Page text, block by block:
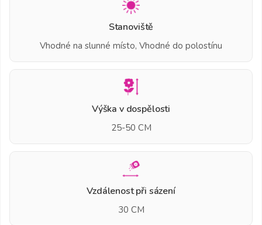
Stanoviště
Vhodné na slunné místo, Vhodné do polostínu
Výška v dospělosti
25-50 CM
Vzdálenost při sázení
30 CM